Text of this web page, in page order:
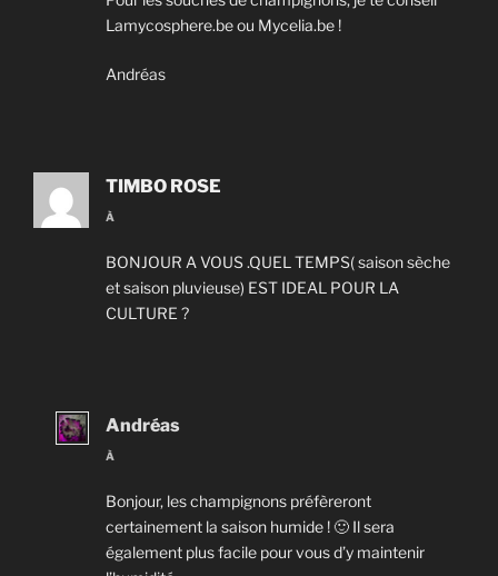
Lamycosphere.be ou Mycelia.be !
Andréas
TIMBO ROSE
À
BONJOUR A VOUS .QUEL TEMPS( saison sèche
et saison pluvieuse) EST IDEAL POUR LA
CULTURE ?
Andréas
À
Bonjour, les champignons préfèreront
certainement la saison humide ! 🙂 Il sera
également plus facile pour vous d’y maintenir